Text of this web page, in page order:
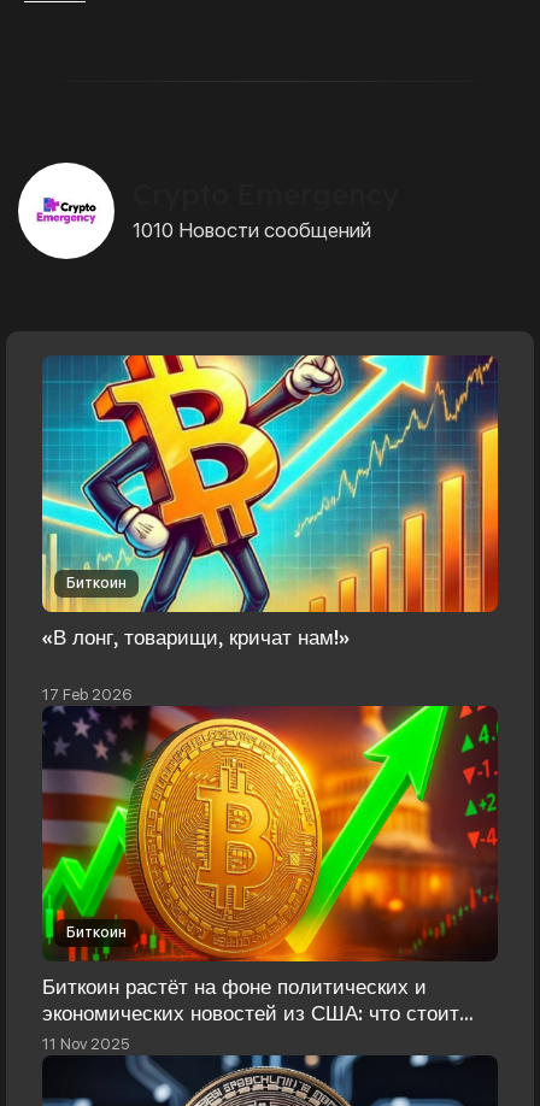
1010 Новости сообщений
Биткоин
«В лонг, товарищи, кричат нам!»
17 Feb 2026
Биткоин
Биткоин растёт на фоне политических и
экономических новостей из США: что стоит
знать инвесторам
11 Nov 2025